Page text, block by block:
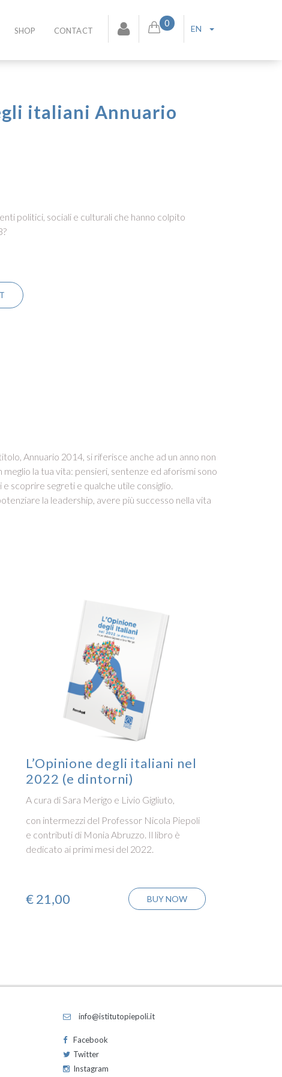
SHOP CONTACT
0
EN
italiani Annuario
politici, sociali e culturali che hanno colpito
Annuario 2014, si riferisce anche ad un anno non
la tua vita: pensieri, sentenze ed aforismi sono
scoprire segreti e qualche utile consiglio.
la leadership, avere più successo nella vita
L’Opinione degli italiani nel
2022 (e dintorni)
A cura di Sara Merigo e Livio Gigliuto,
con intermezzi del Professor Nicola Piepoli
e contributi di Monia Abruzzo. Il libro è
dedicato ai primi mesi del 2022.
€21,00 BUY NOW
info@istitutopiepoli.it
Facebook
Twitter
Instagram